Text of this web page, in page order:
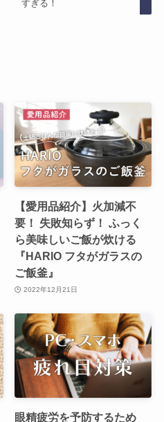
すぎる！
【愛用品紹介】火加減不
要！ 失敗知らず！ ふっく
ら美味しいご飯が炊ける
『HARIO フタがガラスの
ご飯釜』
2022年12月21日
眼精疲労を予防するため